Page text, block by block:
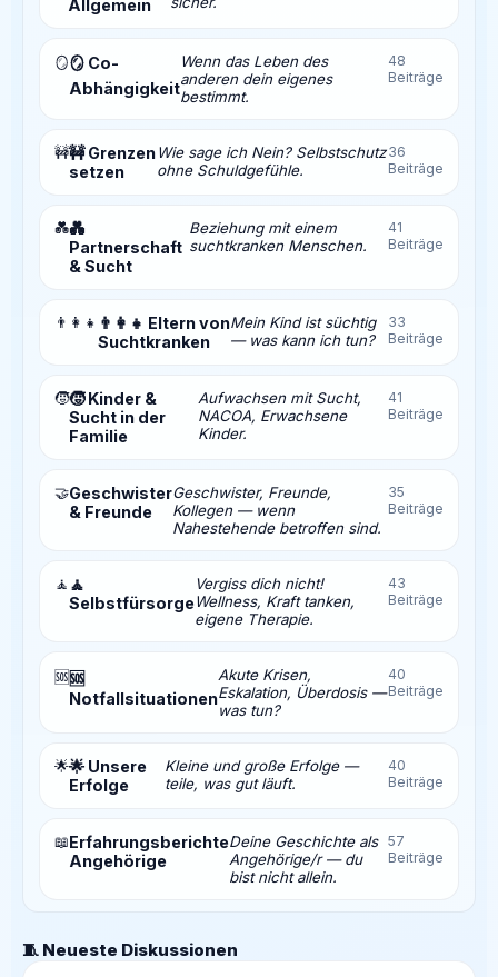
Allgemein
🪞🪞 Co-
Abhängigkeit
Wenn das Leben des
anderen dein eigenes
bestimmt.
48
Beiträge
🚧🚧 Grenzen
setzen
Wie sage ich Nein? Selbstschutz
ohne Schuldgefühle.
36
Beiträge
💑💑
Partnerschaft
& Sucht
Beziehung mit einem
suchtkranken Menschen.
41
Beiträge
👨‍👩‍👧 👨‍👩‍👧 Eltern von
Suchtkranken
Mein Kind ist süchtig
— was kann ich tun?
33
Beiträge
🧒🧒 Kinder &
Sucht in der
Familie
Aufwachsen mit Sucht,
NACOA, Erwachsene
Kinder.
41
Beiträge
🤝Geschwister
& Freunde
Geschwister, Freunde,
Kollegen — wenn
Nahestehende betroffen sind.
35
Beiträge
🧘 🧘
Selbstfürsorge
Vergiss dich nicht!
Wellness, Kraft tanken,
eigene Therapie.
43
Beiträge
🆘🆘
Notfallsituationen
Akute Krisen,
Eskalation, Überdosis —
was tun?
40
Beiträge
🌟🌟 Unsere
Erfolge
Kleine und große Erfolge —
teile, was gut läuft.
40
Beiträge
📖Erfahrungsberichte
Angehörige
Deine Geschichte als
Angehörige/r — du
bist nicht allein.
57
Beiträge
🧵 Neueste Diskussionen